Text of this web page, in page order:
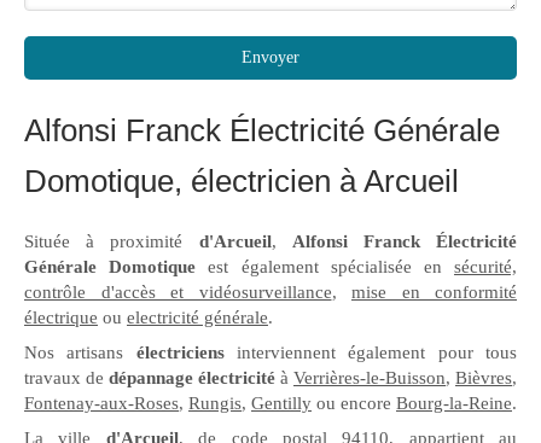
Envoyer
Alfonsi Franck Électricité Générale
Domotique, électricien à Arcueil
Située à proximité d'Arcueil, Alfonsi Franck Électricité
Générale Domotique est également spécialisée ensécurité,
contrôle d'accès et vidéosurveillance, mise en conformité
électrique ou electricité générale.
Nos artisans électriciensinterviennent également pour tous
travaux de dépannage électricité à Verrières-le-Buisson, Bièvres,
Fontenay-aux-Roses, Rungis, Gentilly ou encore Bourg-la-Reine.
La ville d'Arcueil, de code postal 94110, appartient au